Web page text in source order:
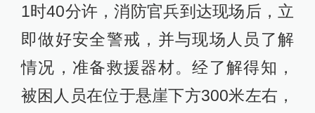
1时40分许，消防官兵到达现场后，立
即做好安全警戒，并与现场人员了解
情况，准备救援器材。经了解得知，
被困人员在位于悬崖下方300米左右，